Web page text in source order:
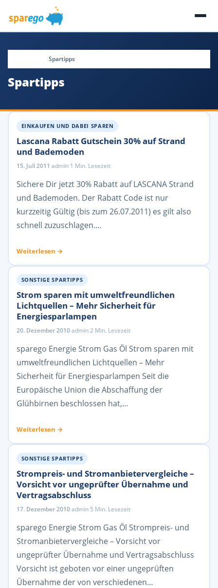
Spartipps
Spartipps
EINKAUFEN UND DABEI SPAREN
Lascana Rabatt Gutschein 30% auf Strand
und Bademoden
15. Juli 2011 ·admin·1 Min. Lesezeit
Sichere Dir jetzt 30% Rabatt auf LASCANA Strand
und Bademoden. Der Rabatt Code ist nur
kurzzeitig Gültig (bis zum 26.07.2011) es gilt also
schnell zuzuschlagen.…
Weiterlesen →
SONSTIGE SPARTIPPS
Strom sparen mit umweltfreundlichen
Lichtquellen – Mehr Sicherheit für
Energiesparlampen
20. Dezember 2010·admin·2 Min. Lesezeit
sparego Energie Strom Gas Öl Strom sparen mit
umweltfreundlichen Lichtquellen – Mehr
Sicherheit für Energiesparlampen Seit die
Europäische Union die Abschaffung der
Glühbirnen beschlossen hat,…
Weiterlesen →
SONSTIGE SPARTIPPS
Strompreis- und Stromanbietervergleiche –
Vorsicht vor ungeprüfter Übernahme und
Vertragsabschluss
17. Dezember 2010·admin·5 Min. Lesezeit
sparego Energie Strom Gas Öl Strompreis- und
Stromanbietervergleiche – Vorsicht vor
ungeprüfter Übernahme und Vertragsabschluss
Vorsicht ist geboten vor einer ungeprüften
Übernahme der von verschiedenen…